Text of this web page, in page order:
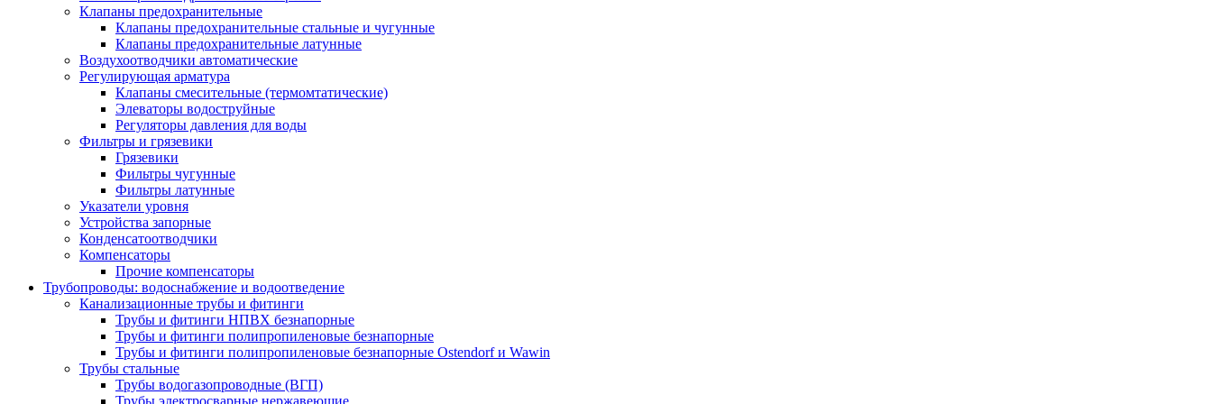
Клапаны предохранительные
Клапаны предохранительные стальные и чугунные
Клапаны предохранительные латунные
Воздухоотводчики автоматические
Регулирующая арматура
Клапаны смесительные (термомтатические)
Элеваторы водоструйные
Регуляторы давления для воды
Фильтры и грязевики
Грязевики
Фильтры чугунные
Фильтры латунные
Указатели уровня
Устройства запорные
Конденсатоотводчики
Компенсаторы
Прочие компенсаторы
Трубопроводы: водоснабжение и водоотведение
Канализационные трубы и фитинги
Трубы и фитинги НПВХ безнапорные
Трубы и фитинги полипропиленовые безнапорные
Трубы и фитинги полипропиленовые безнапорные Ostendorf и Wawin
Трубы стальные
Трубы водогазопроводные (ВГП)
Трубы электросварные нержавеющие